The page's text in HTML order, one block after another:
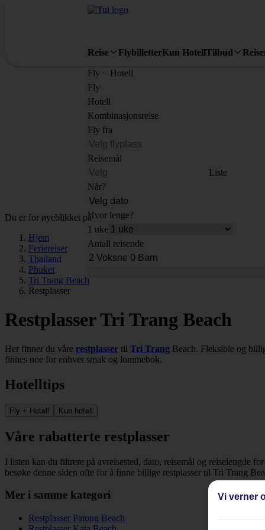
Reise FlybilletterKun HotellTilbud
Fly + Hotell
Fly
Hotell
Kombinasjonsreise
Fly fra
Reisemål
Liste
Når?
Hvor lenge?
1 uke
Antall reisende
Du er for øyeblikket på
Hjem
Feriereiser
Thailand
Phuket
Tri Trang Beach
Restplasser
Restplasser Tri Trang Beach
Her finner du våre restplasser til Tri Trang Beach. Fleksible og
finnes noe for enhver smak og lommebok.
Hotelltips
Fly + Hotell Kun hotell
Våre rabatterte restplasser
I listen kan du filtrere på avreisested, dato, reisemål og reiselengde
besøke denne siden ofte for å finne billige restplasser til Tri Trang
Mer i samme kategori
Restplasser Patong Beach
Vi verner